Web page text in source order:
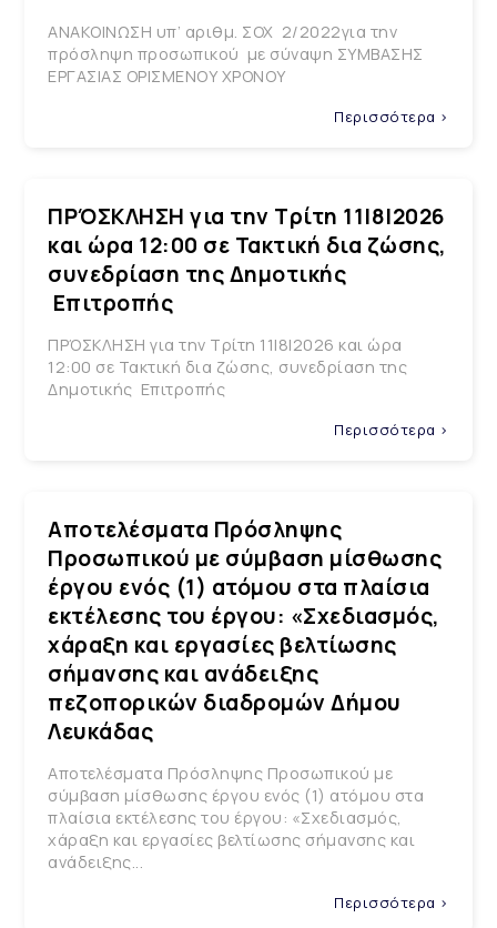
ΑΝΑΚΟΙΝΩΣΗ υπ’ αριθμ. ΣΟΧ 2/2022για την
πρόσληψη προσωπικού με σύναψη ΣΥΜΒΑΣΗΣ
ΕΡΓΑΣΙΑΣ ΟΡΙΣΜΕΝΟΥ ΧΡΟΝΟΥ
Περισσότερα >
ΠΡΌΣΚΛΗΣΗ για την Τρίτη 11|8|2026
και ώρα 12:00 σε Τακτική δια ζώσης,
συνεδρίαση της Δημοτικής
Επιτροπής
ΠΡΌΣΚΛΗΣΗ για την Τρίτη 11|8|2026 και ώρα
12:00 σε Τακτική δια ζώσης, συνεδρίαση της
Δημοτικής Επιτροπής
Περισσότερα >
Αποτελέσματα Πρόσληψης
Προσωπικού με σύμβαση μίσθωσης
έργου ενός (1) ατόμου στα πλαίσια
εκτέλεσης του έργου: «Σχεδιασμός,
χάραξη και εργασίες βελτίωσης
σήμανσης και ανάδειξης
πεζοπορικών διαδρομών Δήμου
Λευκάδας
Αποτελέσματα Πρόσληψης Προσωπικού με
σύμβαση μίσθωσης έργου ενός (1) ατόμου στα
πλαίσια εκτέλεσης του έργου: «Σχεδιασμός,
χάραξη και εργασίες βελτίωσης σήμανσης και
ανάδειξης...
Περισσότερα >